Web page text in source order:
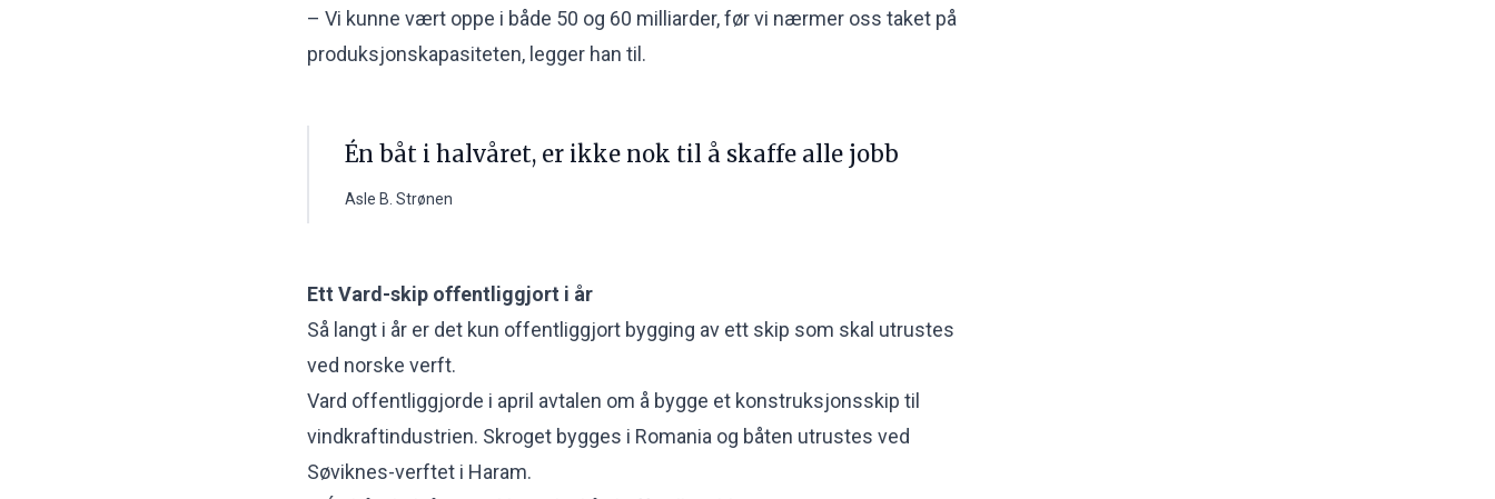
– Vi kunne vært oppe i både 50 og 60 milliarder, før vi nærmer oss taket på
produksjonskapasiteten, legger han til.
Én båt i halvåret, er ikke nok til å skaffe alle jobb
Asle B. Strønen
Ett Vard-skip offentliggjort i år
Så langt i år er det kun offentliggjort bygging av ett skip som skal utrustes
ved norske verft.
Vard offentliggjorde i april avtalen om å bygge et konstruksjonsskip til
vindkraftindustrien. Skroget bygges i Romania og båten utrustes ved
Søviknes-verftet i Haram.